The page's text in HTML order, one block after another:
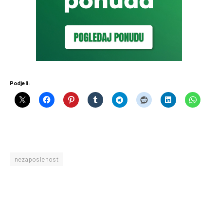
Podjeli:
nezaposlenost